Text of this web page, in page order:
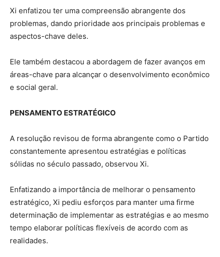
Xi enfatizou ter uma compreensão abrangente dos
problemas, dando prioridade aos principais problemas e
aspectos-chave deles.
Ele também destacou a abordagem de fazer avanços em
áreas-chave para alcançar o desenvolvimento econômico
e social geral.
PENSAMENTO ESTRATÉGICO
A resolução revisou de forma abrangente como o Partido
constantemente apresentou estratégias e políticas
sólidas no século passado, observou Xi.
Enfatizando a importância de melhorar o pensamento
estratégico, Xi pediu esforços para manter uma firme
determinação de implementar as estratégias e ao mesmo
tempo elaborar políticas flexíveis de acordo com as
realidades.